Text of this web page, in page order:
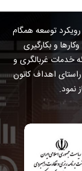
کیسان به شماره ثبت ۴۰۰۶۳۳، با رویکرد توسعه همگام
و بکارگیری
خدمات غربالگری و
اهداف کانون